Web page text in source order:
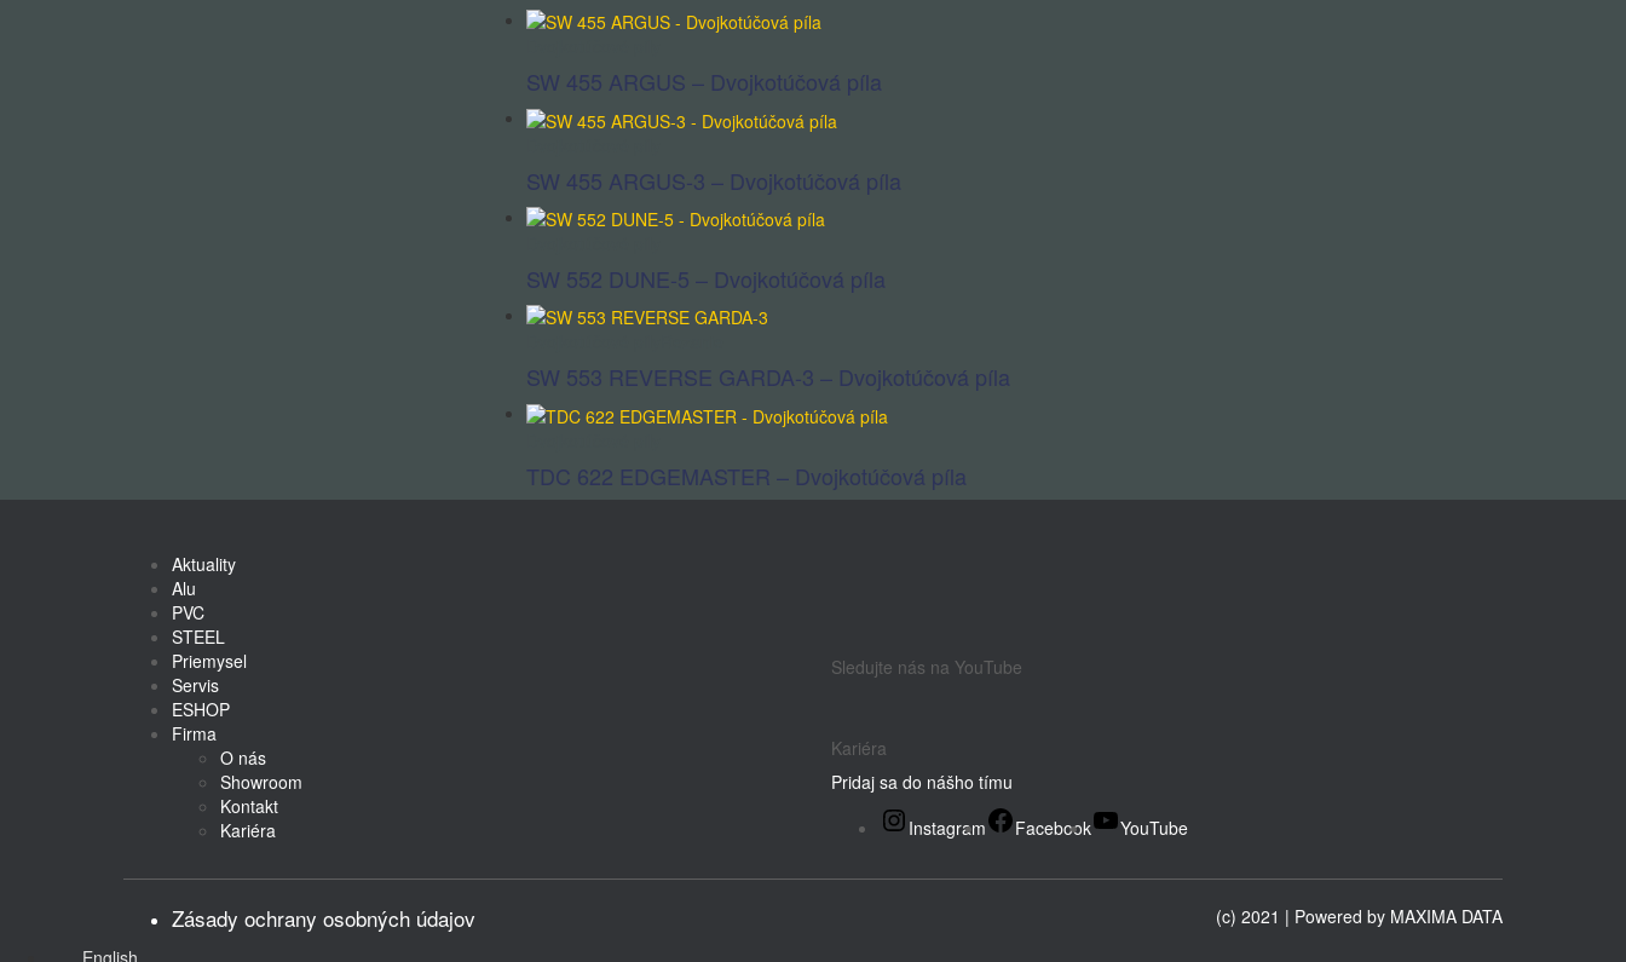
SW 455 ARGUS – Dvojkotúčová píla
SW 455 ARGUS-3 – Dvojkotúčová píla
SW 552 DUNE-5 – Dvojkotúčová píla
SW 553 REVERSE GARDA-3 – Dvojkotúčová píla
TDC 622 EDGEMASTER – Dvojkotúčová píla
Aktuality
Alu
PVC
STEEL
Priemysel
Servis
ESHOP
Firma
O nás
Showroom
Kontakt
Kariéra
Sledujte nás na YouTube
Kariéra
Pridaj sa do nášho tímu
Instagram
Facebook YouTube
Zásady ochrany osobných údajov (c) 2021 | Powered by MAXIMA DATA
English